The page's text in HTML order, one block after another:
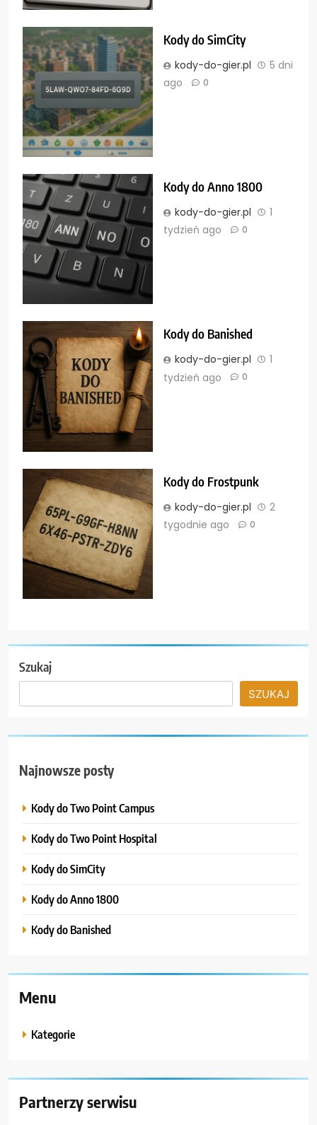
Kody do SimCity
kody-do-gier.pl
5 dni
ago
0
Kody do Anno 1800
kody-do-gier.pl
1
tydzień ago
0
Kody do Banished
kody-do-gier.pl
1
tydzień ago
0
Kody do Frostpunk
kody-do-gier.pl
2
tygodnie ago
0
Szukaj
SZUKAJ
Najnowsze posty
Kody do Two Point Campus
Kody do Two Point Hospital
Kody do SimCity
Kody do Anno 1800
Kody do Banished
Menu
Kategorie
Partnerzy serwisu